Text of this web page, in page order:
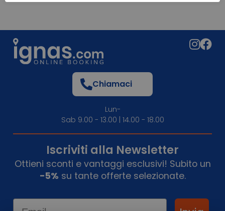
Chiamaci
Lun-
Sab 9.00 - 13.00 | 14.00 - 18.00
Iscriviti alla Newsletter
Ottieni sconti e vantaggi esclusivi! Subito un
-5% su tante offerte selezionate.
Email